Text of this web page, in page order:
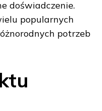
doświadczenie.
popularnych
potrzeb